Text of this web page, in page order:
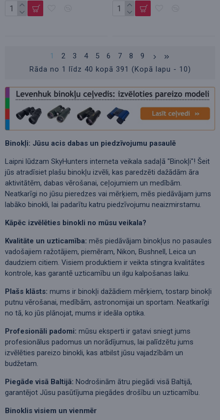
Binokļi: Jūsu acis dabas un piedzīvojumu pasaulē
Laipni lūdzam SkyHunters interneta veikala sadaļā "Binokļi"! Šeit
jūs atradīsiet plašu binokļu izvēli, kas paredzēti dažādām āra
aktivitātēm, dabas vērošanai, ceļojumiem un medībām.
Neatkarīgi no jūsu pieredzes vai mērķiem, mēs piedāvājam jums
labāko binokli, lai padarītu katru piedzīvojumu neaizmirstamu.
Kāpēc izvēlēties binokli no mūsu veikala?
Kvalitāte un uzticamība: mēs piedāvājam binokļus no pasaules
vadošajiem ražotājiem, piemēram, Nikon, Bushnell, Leica un
daudziem citiem. Visiem produktiem ir veikta stingra kvalitātes
kontrole, kas garantē uzticamību un ilgu kalpošanas laiku.
Plašs klāsts: mums ir binokļi dažādiem mērķiem, tostarp binokļi
putnu vērošanai, medībām, astronomijai un sportam. Neatkarīgi
no tā, ko jūs plānojat, mums ir ideāla optika.
Profesionāli padomi: mūsu eksperti ir gatavi sniegt jums
profesionālus padomus un norādījumus, lai palīdzētu jums
izvēlēties pareizo binokli, kas atbilst jūsu vajadzībām un
budžetam.
Piegāde visā Baltijā: Nodrošinām ātru piegādi visā Baltijā,
garantējot Jūsu pasūtījuma piegādes drošību un uzticamību.
Binoklis visiem un vienmēr
1 2 3 4 5 6 7 8
9
Rāda no 1 līdz 40 kopā 391 (Kopā lapu - 10)